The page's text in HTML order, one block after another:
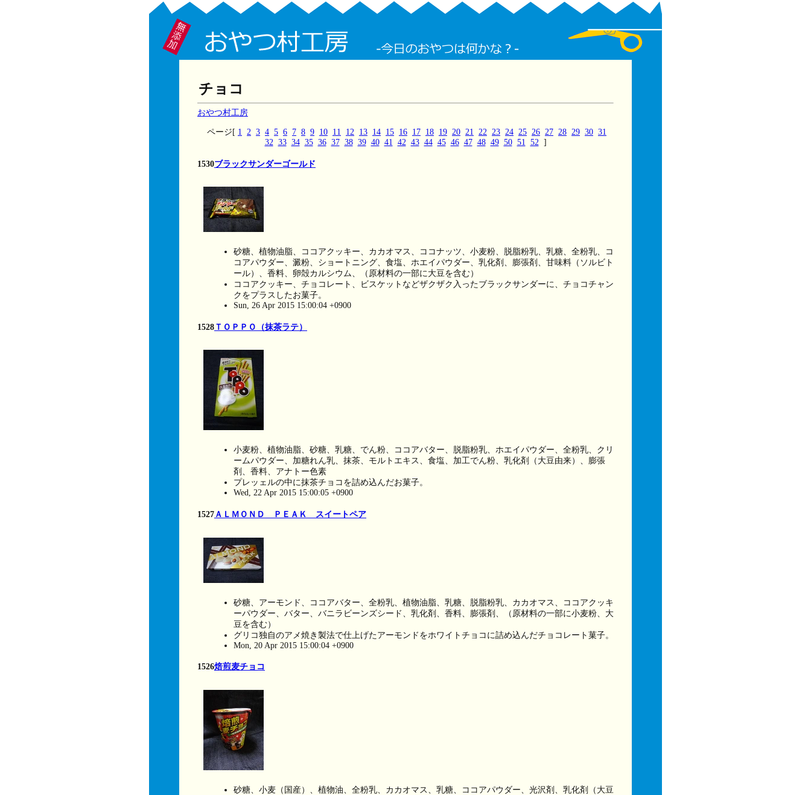
チョコ
おやつ村工房
ページ[ 1 2 3 4 5 6 7 8 9 10 11 12 13 14 15 16 17 18 19 20 21 22 23 24 25 26 27 28 29 30 31
32 33 34 35 36 37 38 39 40 41 42 43 44 45 46 47 48 49 50 51 52]
1530ブラックサンダーゴールド
砂糖、植物油脂、ココアクッキー、カカオマス、ココナッツ、小麦粉、脱脂粉乳、乳糖、全粉乳、コ
コアパウダー、澱粉、ショートニング、食塩、ホエイパウダー、乳化剤、膨張剤、甘味料（ソルビト
ール）、香料、卵殻カルシウム、（原材料の一部に大豆を含む）
ココアクッキー、チョコレート、ビスケットなどザクザク入ったブラックサンダーに、チョコチャン
クをプラスしたお菓子。
Sun, 26 Apr 2015 15:00:04 +0900
1528 ＴＯＰＰＯ（抹茶ラテ）
小麦粉、植物油脂、砂糖、乳糖、でん粉、ココアバター、脱脂粉乳、ホエイパウダー、全粉乳、クリ
ームパウダー、加糖れん乳、抹茶、モルトエキス、食塩、加工でん粉、乳化剤（大豆由来）、膨張
剤、香料、アナトー色素
プレッェルの中に抹茶チョコを詰め込んだお菓子。
Wed, 22 Apr 2015 15:00:05 +0900
1527 ＡＬＭＯＮＤ ＰＥＡＫ スイートペア
砂糖、アーモンド、ココアバター、全粉乳、植物油脂、乳糖、脱脂粉乳、カカオマス、ココアクッキ
ーパウダー、バター、バニラビーンズシード、乳化剤、香料、膨張剤、（原材料の一部に小麦粉、大
豆を含む）
グリコ独自のアメ焼き製法で仕上げたアーモンドをホワイトチョコに詰め込んだチョコレート菓子。
Mon, 20 Apr 2015 15:00:04 +0900
1526焙煎麦チョコ
砂糖、小麦（国産）、植物油、全粉乳、カカオマス、乳糖、ココアパウダー、光沢剤、乳化剤（大豆